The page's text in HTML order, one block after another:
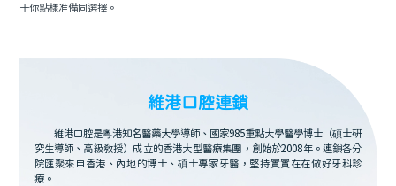
于你點樣准備同選擇。
維港口腔連鎖
維港口腔是粵港知名醫藥大學導師、國家985重點大學醫學博士（碩士研
究生導師、高級教授）成立的香港大型醫療集團，創始於2008年。連鎖各分
院匯聚來自香港、內地的博士、碩士專家牙醫，堅持實實在在做好牙科診
療。